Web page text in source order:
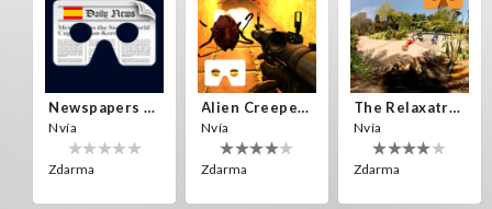
Newspapers Spain VR
Nvía
Zdarma
Alien Creepers VR
Nvía
Zdarma
The Relaxatron
Nvía
Zdarma